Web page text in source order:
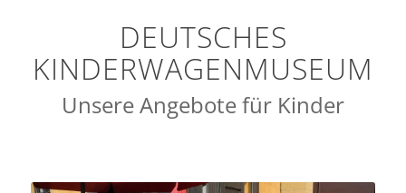
DEUTSCHES
KINDERWAGENMUSEUM
Unsere Angebote für Kinder